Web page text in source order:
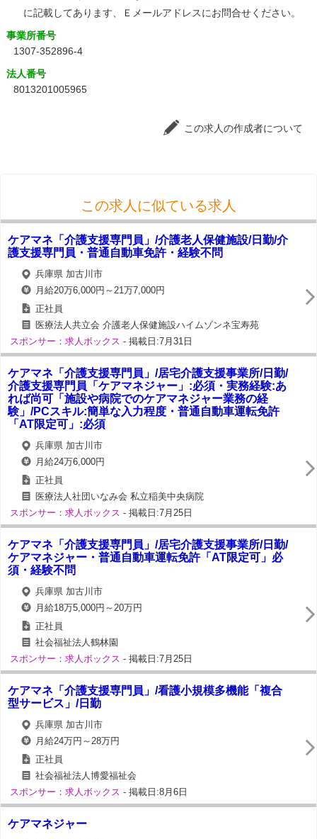
に記載してあります、Ｅメールアドレスにお問合せください。
事業所番号
1307-352896-4
法人番号
8013201005965
この求人の作成者について
この求人に似ている求人
ケアマネ「介護支援専門員」/介護老人保健施設/日勤/介
護支援専門員・普通自動車免許・経験不問
兵庫県 加古川市
月給20万6,000円～21万7,000円
正社員
医療法人共立会 介護老人保健施設ハイムゾンネ宝寿苑
スポンサー：求人ボックス - 掲載日:7月31日
ケアマネ「介護支援専門員」/居宅介護支援事業所/日勤/
介護支援専門員「ケアマネジャー」:必須・実務経験:あ
れば尚可「施設や病院でのケアマネジャー業務の経
験」/PCスキル:簡単な入力程度・普通自動車運転免許
「AT限定可」:必須
兵庫県 加古川市
月給24万6,000円
正社員
医療法人社団いなみ会 私立稲美中央病院
スポンサー：求人ボックス - 掲載日:7月25日
ケアマネ「介護支援専門員」/居宅介護支援事業所/日勤/
ケアマネジャー・普通自動車運転免許「AT限定可」必
須・経験不問
兵庫県 加古川市
月給18万5,000円～20万円
正社員
社会福祉法人鶴林園
スポンサー：求人ボックス - 掲載日:7月25日
ケアマネ「介護支援専門員」/看護小規模多機能「複合
型サービス」/日勤
兵庫県 加古川市
月給24万円～28万円
正社員
社会福祉法人博愛福祉会
スポンサー：求人ボックス - 掲載日:8月6日
ケアマネジャー